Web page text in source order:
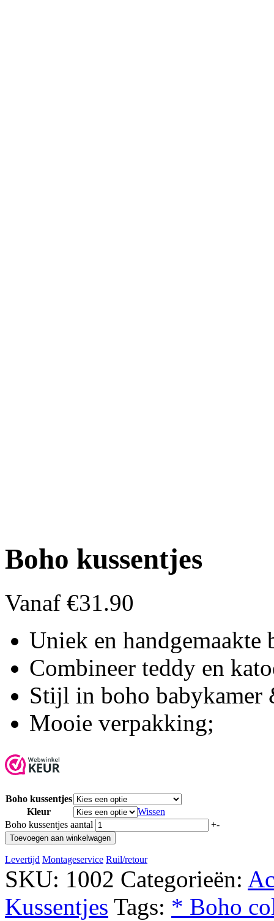
Boho kussentjes
Vanaf €31.90
Uniek en handgemaakte
Combineer teddy en
Stijl in boho babykamer
Mooie verpakking;
Boho kussentjes
Kleur
Wissen
Boho kussentjes aantal
+-
Toevoegen aan winkelwagen
Levertijd Montageservice Ruil/retour
SKU: 1002 Categorieën:
Kussentjes Tags: * Boho